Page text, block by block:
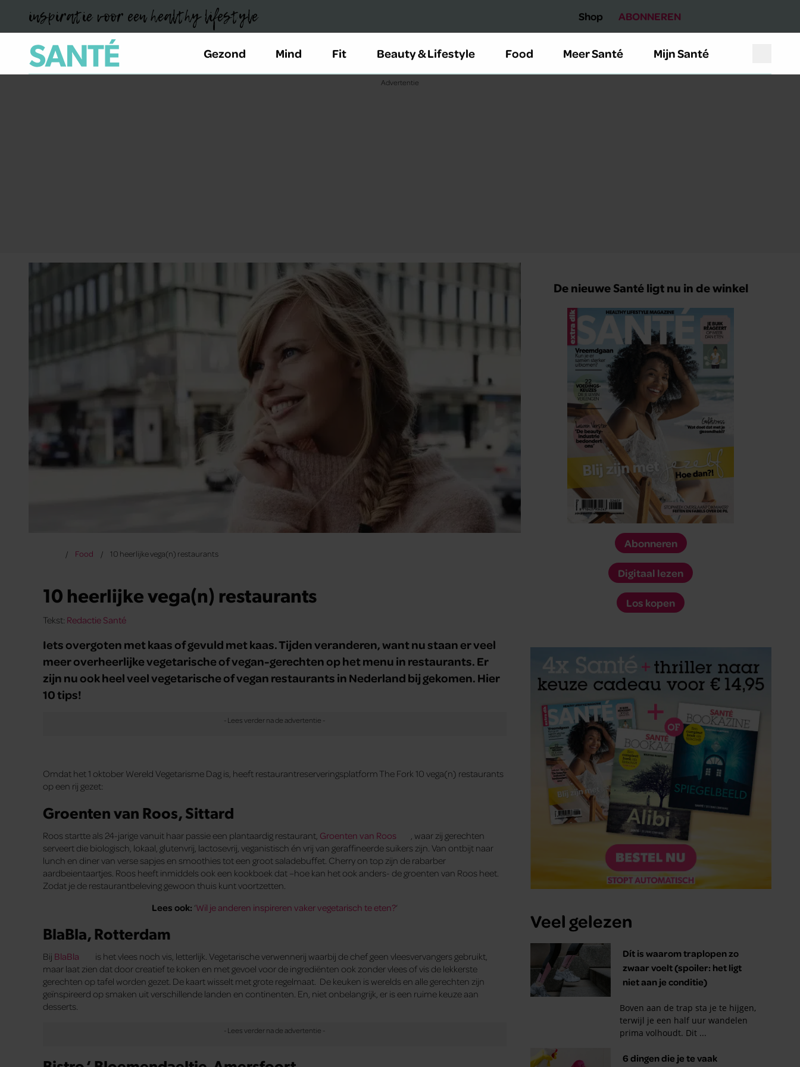
inspiratie voor een healthy lifestyle Shop ABONNEREN
Gezond Mind Fit Beauty & Lifestyle Food Meer Santé Mijn Santé
Food 10 heerlijke vega(n) restaurants
10 heerlijke vega(n) restaurants
Tekst: Redactie Santé
Iets overgoten met kaas of gevuld met kaas. Tijden veranderen, want nu staan er veel
meer overheerlijke vegetarische of vegan-gerechten op het menu in restaurants. Er
zijn nu ook heel veel vegetarische of vegan restaurants in Nederland bij gekomen. Hier
10 tips!
Omdat het 1 oktober Wereld Vegetarisme Dag is, heeft restaurantreserveringsplatform The Fork 10 vega(n) restaurants
op een rij gezet:
Groenten van Roos, Sittard
Roos startte als 24-jarige vanuit haar passie een plantaardig restaurant, Groenten van Roos
, waar zij gerechten
serveert die biologisch, lokaal, glutenvrij, lactosevrij, veganistisch én vrij van geraffineerde suikers zijn. Van ontbijt naar
lunch en diner van verse sapjes en smoothies tot een groot saladebuffet. Cherry on top zijn de rabarber
aardbeientaartjes. Roos heeft inmiddels ook een kookboek dat –hoe kan het ook anders- de groenten van Roos heet.
Zodat je de restaurantbeleving gewoon thuis kunt voortzetten.
Lees ook: ‘Wil je anderen inspireren vaker vegetarisch te eten?‘
BlaBla, Rotterdam
Bij BlaBla
is het vlees noch vis, letterlijk. Vegetarische verwennerij waarbij de chef geen vleesvervangers gebruikt,
maar laat zien dat door creatief te koken en met gevoel voor de ingrediënten ook zonder vlees of vis de lekkerste
gerechten op tafel worden gezet. De kaart wisselt met grote regelmaat. De keuken is werelds en alle gerechten zijn
geïnspireerd op smaken uit verschillende landen en continenten. En, niet onbelangrijk, er is een ruime keuze aan
desserts.
De nieuwe Santé ligt nu in de winkel
Abonneren
Digitaal lezen
Los kopen